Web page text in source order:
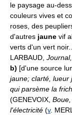
le paysage au-
couleurs vives et
roses, des
d'autres jaune vif
verts d'un vert noir...
LARBAUD, Journal,
b) [d'une source
jaune; clarté, lueur
qui parsème la
(GENEVOIX, Boue,
l'électricité (v.